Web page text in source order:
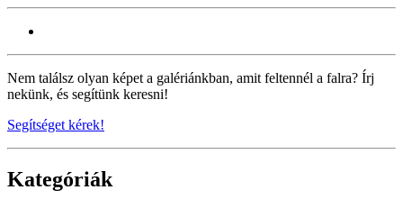
Nem találsz olyan képet a galériánkban, amit feltennél a falra? Írj
nekünk, és segítünk keresni!
Segítséget kérek!
Kategóriák